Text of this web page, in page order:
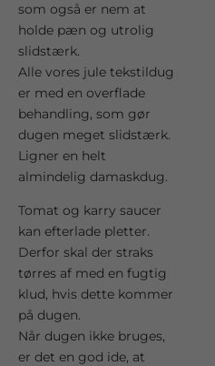
som også er nem at
holde pæn og utrolig
slidstærk.
Alle vores jule tekstildug
er med en overflade
behandling, som gør
dugen meget slidstærk.
Ligner en helt
almindelig damaskdug.
Tomat og karry saucer
kan efterlade pletter.
Derfor skal der straks
tørres af med en fugtig
klud, hvis dette kommer
på dugen.
Når dugen ikke bruges,
er det en god ide, at